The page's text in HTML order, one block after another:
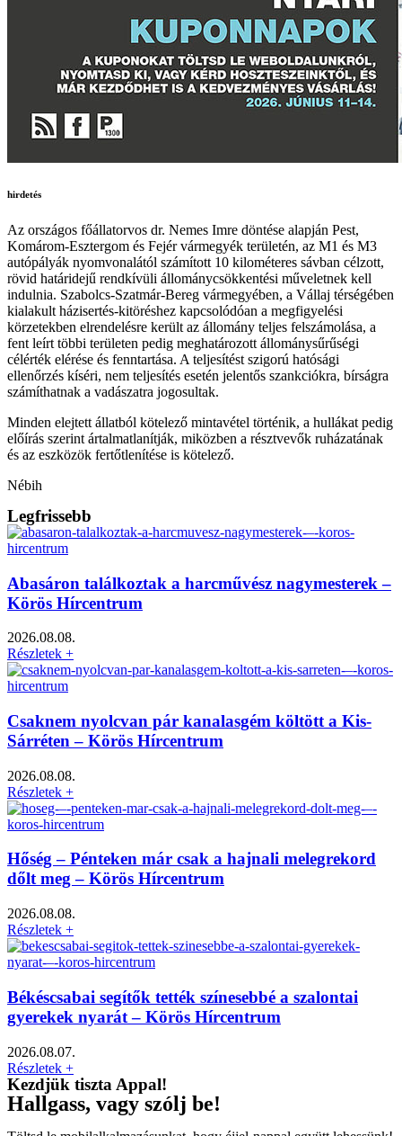
hirdetés
Az országos főállatorvos dr. Nemes Imre döntése alapján Pest,
Komárom-Esztergom és Fejér vármegyék területén, az M1 és M3
autópályák nyomvonalától számított 10 kilométeres sávban célzott,
rövid határidejű rendkívüli állománycsökkentési műveletnek kell
indulnia. Szabolcs-Szatmár-Bereg vármegyében, a Vállaj térségében
kialakult házisertés-kitöréshez kapcsolódóan a megfigyelési
körzetekben elrendelésre került az állomány teljes felszámolása, a
fent leírt többi területen pedig meghatározott állománysűrűségi
célérték elérése és fenntartása. A teljesítést szigorú hatósági
ellenőrzés kíséri, nem teljesítés esetén jelentős szankciókra, bírságra
számíthatnak a vadászatra jogosultak.
Minden elejtett állatból kötelező mintavétel történik, a hullákat pedig
előírás szerint ártalmatlanítják, miközben a résztvevők ruházatának
és az eszközök fertőtlenítése is kötelező.
Nébih
Legfrissebb
Abasáron találkoztak a harcművész nagymesterek –
Körös Hírcentrum
2026.08.08.
Részletek +
Csaknem nyolcvan pár kanalasgém költött a Kis-
Sárréten – Körös Hírcentrum
2026.08.08.
Részletek +
Hőség – Pénteken már csak a hajnali melegrekord
dőlt meg – Körös Hírcentrum
2026.08.08.
Részletek +
Békéscsabai segítők tették színesebbé a szalontai
gyerekek nyarát – Körös Hírcentrum
2026.08.07.
Részletek +
Kezdjük tiszta Appal!
Hallgass, vagy szólj be!